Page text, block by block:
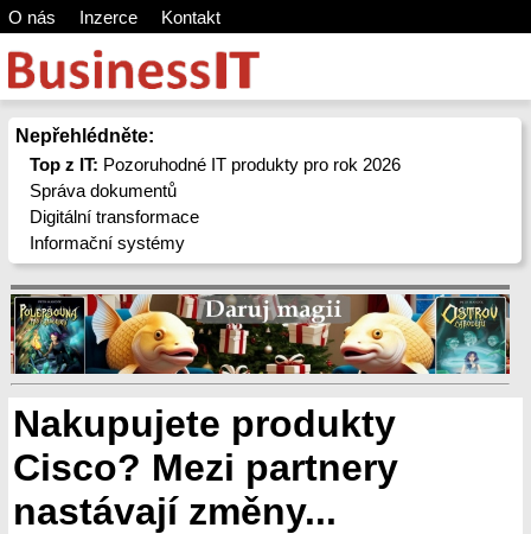
O nás Inzerce Kontakt
Nepřehlédněte:
Top z IT: Pozoruhodné IT produkty pro rok 2026
Správa dokumentů
Digitální transformace
Informační systémy
Nakupujete produkty
Cisco? Mezi partnery
nastávají změny...